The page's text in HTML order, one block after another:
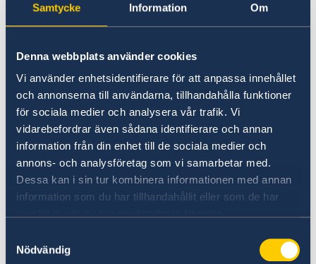
Samtycke Information Om
Denna webbplats använder cookies
Vi använder enhetsidentifierare för att anpassa innehållet
och annonserna till användarna, tillhandahålla funktioner
för sociala medier och analysera vår trafik. Vi
vidarebefordrar även sådana identifierare och annan
information från din enhet till de sociala medier och
annons- och analysföretag som vi samarbetar med.
Dessa kan i sin tur kombinera informationen med annan
information som du har tillhandahållit eller som de har
Nödvändig
Photo: Johannes Frandsen/Regeringskansliet
The change of government will take place on
Tuesday 18 October.
Press release: Timetable for change of